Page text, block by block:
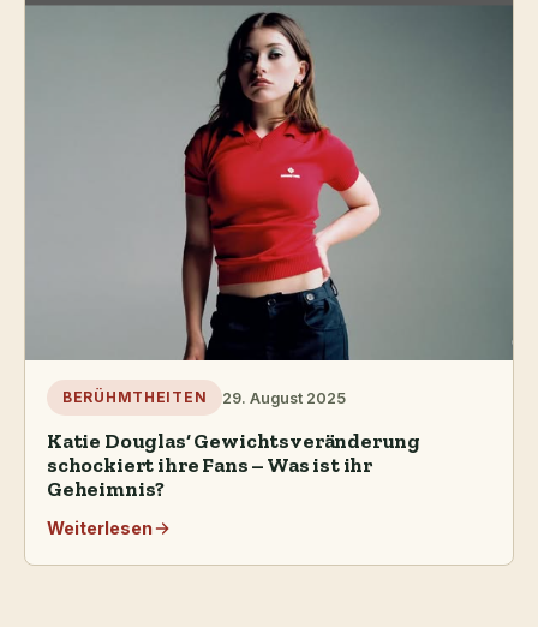
BERÜHMTHEITEN 29. August 2025
Katie Douglas‘ Gewichtsveränderung
schockiert ihre Fans – Was ist ihr
Geheimnis?
Weiterlesen